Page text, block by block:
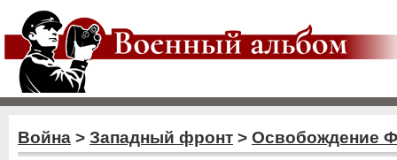
Война > Западный фронт > Освобождение